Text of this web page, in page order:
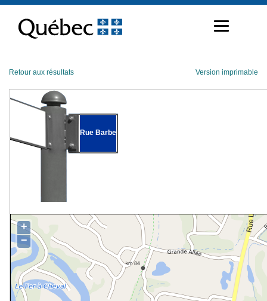
contenu
Retour aux résultats Version imprimable
Rue Barbe
+
−